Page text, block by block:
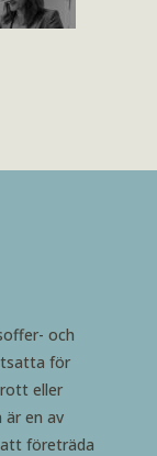
och
för
eller
är en av
företräda